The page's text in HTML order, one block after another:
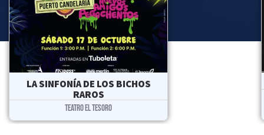
LA SINFONÍA DE LOS BICHOS
RAROS
TEATRO EL TESORO